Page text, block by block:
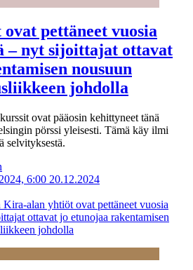
pettäneet vuosia
– nyt sijoittajat ottavat
nousuun
johdolla
ovat pääosin kehittyneet tänä
pörssi yleisesti. Tämä käy ilmi
selvityksestä.
6:00 20.12.2024
alan yhtiöt ovat pettäneet vuosia
ottavat jo etunojaa rakentamisen
johdolla